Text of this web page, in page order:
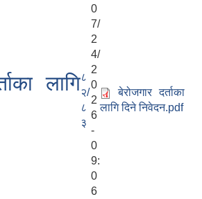
लागि८
२/
८
३
0
7/
2
4/
2
0
2
6
-
0
9:
0
6
बेरोजगार दर्ताका
लागि दिने निवेदन.pdf